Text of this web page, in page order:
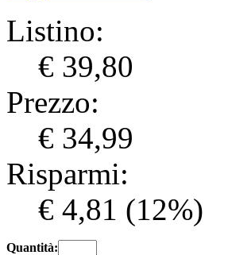
Listino:
€ 39,80
Prezzo:
€ 34,99
Risparmi:
€ 4,81 (12%)
Quantità: